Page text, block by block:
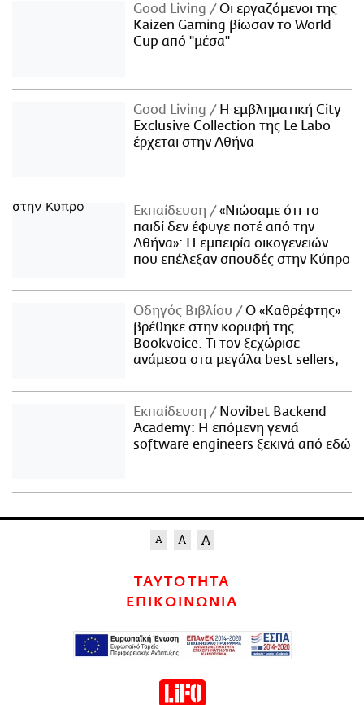
Good Living
Οι εργαζόμενοι της
Kaizen Gaming βίωσαν το World
Cup από "μέσα"
Good Living
Η εμβληματική City
Exclusive Collection της Le Labo
έρχεται στην Αθήνα
Εκπαίδευση
«Νιώσαμε ότι το
παιδί δεν έφυγε ποτέ από την
Αθήνα»: Η εμπειρία οικογενειών
που επέλεξαν σπουδές στην Κύπρο
Οδηγός Βιβλίου
Ο «Καθρέφτης»
βρέθηκε στην κορυφή της
Bookvoice. Τι τον ξεχώρισε
ανάμεσα στα μεγάλα best sellers;
Εκπαίδευση
Novibet Backend
Academy: Η επόμενη γενιά
software engineers ξεκινά από εδώ
ΤΑΥΤΟΤΗΤΑ
ΕΠΙΚΟΙΝΩΝΙΑ